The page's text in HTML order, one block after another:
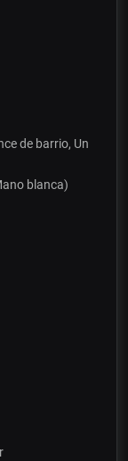
de barrio, Un
blanca)